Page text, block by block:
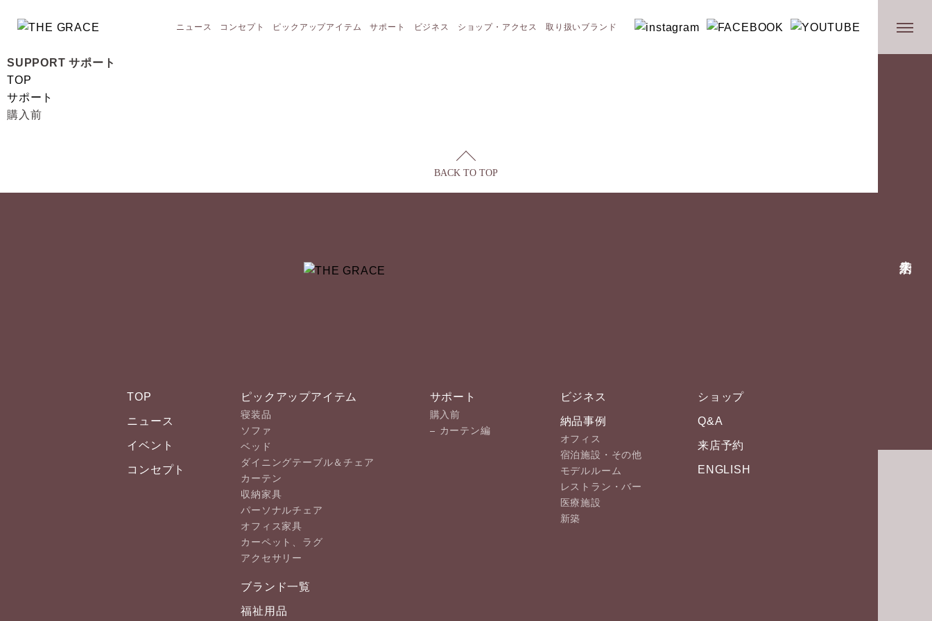
ニュース コンセプト ピックアップアイテム サポート ビジネス ショップ・アクセス 取り扱いブランド
SUPPORT サポート
TOP
サポート
購入前
BACK TO TOP
TOP
ニュース
イベント
コンセプト
ピックアップアイテム
寝装品
ソファ
ベッド
ダイニングテーブル＆チェア
カーテン
収納家具
パーソナルチェア
オフィス家具
カーペット、ラグ
アクセサリー
ブランド一覧
福祉用品
サポート
購入前
カーテン編
ビジネス
納品事例
オフィス
宿泊施設・その他
モデルルーム
レストラン・バー
医療施設
新築
ショップ
Q&A
来店予約
ENGLISH